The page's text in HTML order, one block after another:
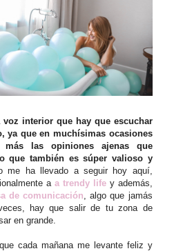
interior que hay que escuchar
ya que en muchísimas ocasiones
más las opiniones ajenas que
que también es súper valioso y
me ha llevado a seguir hoy aquí,
a a trendy lifey además,
de comunicación , algo que jamás
hay que salir de tu zona de
en grande.
cada mañana me levante feliz y